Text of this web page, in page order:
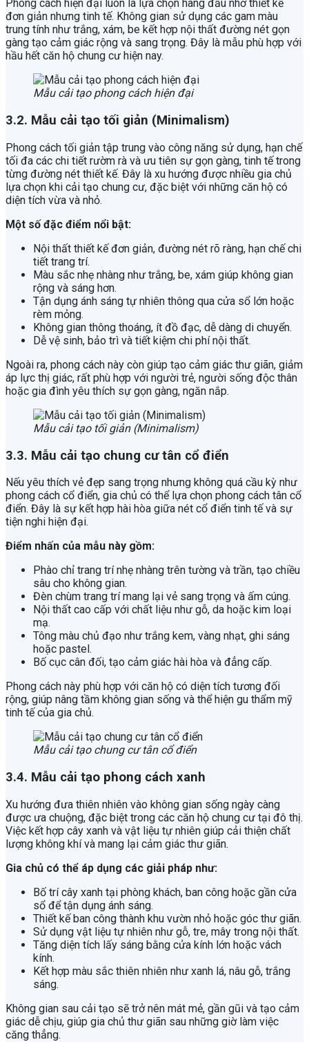
Phong cách hiện đại luôn là lựa chọn hàng đầu nhờ thiết kế
đơn giản nhưng tinh tế. Không gian sử dụng các gam màu
trung tính như trắng, xám, be kết hợp nội thất đường nét gọn
gàng tạo cảm giác rộng và sang trọng. Đây là mẫu phù hợp với
hầu hết căn hộ chung cư hiện nay.
Mẫu cải tạo phong cách hiện đại
3.2. Mẫu cải tạo tối giản (Minimalism)
Phong cách tối giản tập trung vào công năng sử dụng, hạn chế
tối đa các chi tiết rườm rà và ưu tiên sự gọn gàng, tinh tế trong
từng đường nét thiết kế. Đây là xu hướng được nhiều gia chủ
lựa chọn khi cải tạo chung cư, đặc biệt với những căn hộ có
diện tích vừa và nhỏ.
Một số đặc điểm nổi bật:
Nội thất thiết kế đơn giản, đường nét rõ ràng, hạn chế chi
tiết trang trí.
Màu sắc nhẹ nhàng như trắng, be, xám giúp không gian
rộng và sáng hơn.
Tận dụng ánh sáng tự nhiên thông qua cửa sổ lớn hoặc
rèm mỏng.
Không gian thông thoáng, ít đồ đạc, dễ dàng di chuyển.
Dễ vệ sinh, bảo trì và tiết kiệm chi phí nội thất.
Ngoài ra, phong cách này còn giúp tạo cảm giác thư giãn, giảm
áp lực thị giác, rất phù hợp với người trẻ, người sống độc thân
hoặc gia đình yêu thích sự gọn gàng, ngăn nắp.
Mẫu cải tạo tối giản (Minimalism)
3.3. Mẫu cải tạo chung cư tân cổ điển
Nếu yêu thích vẻ đẹp sang trọng nhưng không quá cầu kỳ như
phong cách cổ điển, gia chủ có thể lựa chọn phong cách tân cổ
điển. Đây là sự kết hợp hài hòa giữa nét cổ điển tinh tế và sự
tiện nghi hiện đại.
Điểm nhấn của mẫu này gồm:
Phào chỉ trang trí nhẹ nhàng trên tường và trần, tạo chiều
sâu cho không gian.
Đèn chùm trang trí mang lại vẻ sang trọng và ấm cúng.
Nội thất cao cấp với chất liệu như gỗ, da hoặc kim loại
mạ.
Tông màu chủ đạo như trắng kem, vàng nhạt, ghi sáng
hoặc pastel.
Bố cục cân đối, tạo cảm giác hài hòa và đẳng cấp.
Phong cách này phù hợp với căn hộ có diện tích tương đối
rộng, giúp nâng tầm không gian sống và thể hiện gu thẩm mỹ
tinh tế của gia chủ.
Mẫu cải tạo chung cư tân cổ điển
3.4. Mẫu cải tạo phong cách xanh
Xu hướng đưa thiên nhiên vào không gian sống ngày càng
được ưa chuộng, đặc biệt trong các căn hộ chung cư tại đô thị.
Việc kết hợp cây xanh và vật liệu tự nhiên giúp cải thiện chất
lượng không khí và mang lại cảm giác thư giãn.
Gia chủ có thể áp dụng các giải pháp như:
Bố trí cây xanh tại phòng khách, ban công hoặc gần cửa
sổ để tận dụng ánh sáng.
Thiết kế ban công thành khu vườn nhỏ hoặc góc thư giãn.
Sử dụng vật liệu tự nhiên như gỗ, tre, mây trong nội thất.
Tăng diện tích lấy sáng bằng cửa kính lớn hoặc vách
kính.
Kết hợp màu sắc thiên nhiên như xanh lá, nâu gỗ, trắng
sáng.
Không gian sau cải tạo sẽ trở nên mát mẻ, gần gũi và tạo cảm
giác dễ chịu, giúp gia chủ thư giãn sau những giờ làm việc
căng thẳng.